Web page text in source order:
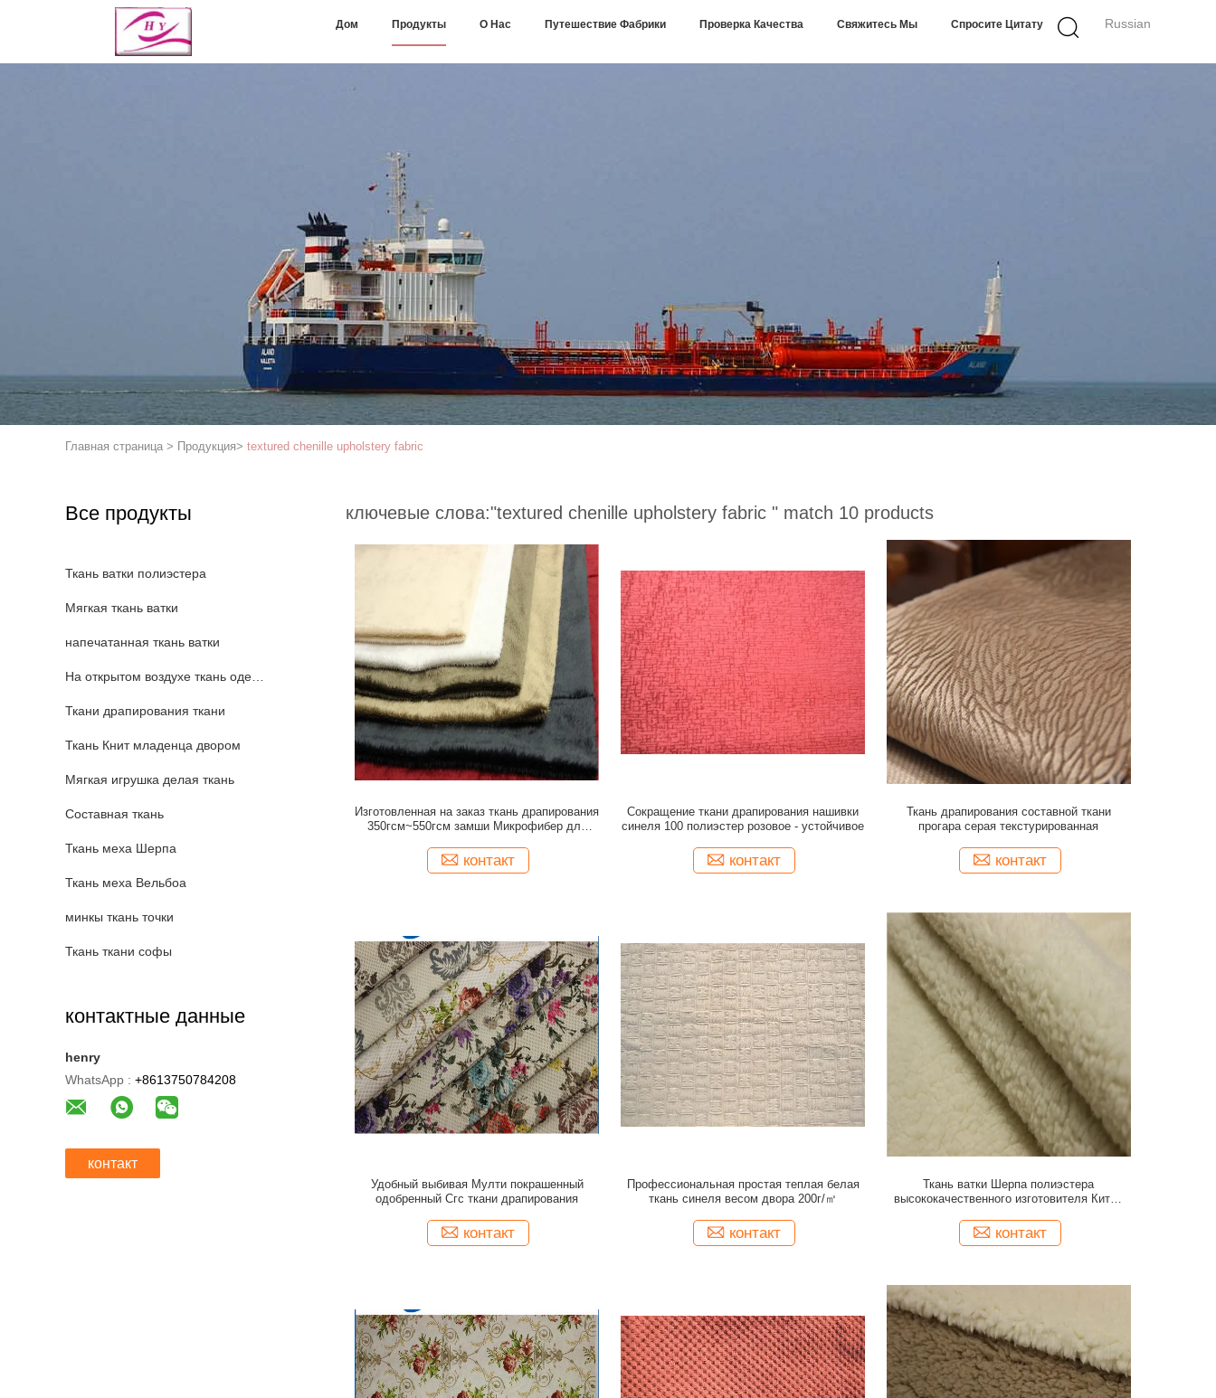
Russian
Дом Продукты О Нас Путешествие Фабрики Проверка Качества Свяжитесь Мы Спросите Цитату
Главная страница > Продукция> textured chenille upholstery fabric
Все продукты
Ткань ватки полиэстера
Мягкая ткань ватки
напечатанная ткань ватки
На открытом воздухе ткань одеяния
Ткани драпирования ткани
Ткань Книт младенца двором
Мягкая игрушка делая ткань
Составная ткань
Ткань меха Шерпа
Ткань меха Вельбоа
минкы ткань точки
Ткань ткани софы
контактные данные
henry
WhatsApp : +8613750784208
контакт
ключевые слова:"textured chenille upholstery fabric " match 10 products
Изготовленная на заказ ткань драпирования
350гсм~550гсм замши Микрофибер для
контакт
Сокращение ткани драпирования нашивки
синеля 100 полиэстер розовое - устойчивое
контакт
Ткань драпирования составной ткани
прогара серая текстурированная
контакт
Удобный выбивая Мулти покрашенный
одобренный Сгс ткани драпирования
контакт
Профессиональная простая теплая белая
ткань синеля весом двора 200г/㎡
контакт
Ткань ватки Шерпа полиэстера
высококачественного изготовителя Китая
контакт